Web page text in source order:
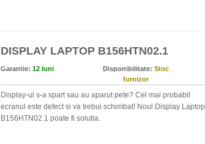
DISPLAY LAPTOP B156HTN02.1
Garantie: 12 luni Disponibilitate: Stoc
furnizor
Display-ul s-a spart sau au aparut pete? Cel mai probabil
ecranul este defect si va trebui schimbat! Noul Display Laptop
B156HTN02.1 poate fi solutia.